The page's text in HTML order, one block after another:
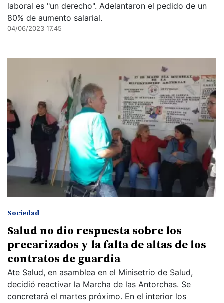
laboral es "un derecho". Adelantaron el pedido de un
80% de aumento salarial.
04/06/2023 17.45
Sociedad
Salud no dio respuesta sobre los
precarizados y la falta de altas de los
contratos de guardia
Ate Salud, en asamblea en el Minisetrio de Salud,
decidió reactivar la Marcha de las Antorchas. Se
concretará el martes próximo. En el interior los